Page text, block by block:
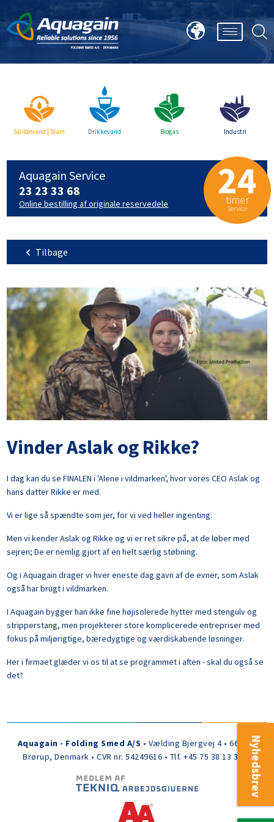
24
timer
Service
Aquagain Service
23 23 33 68
Online bestilling af originale reservedele
Spildevand | Slam Drikkevand Biogas Industri
Tilbage
Vinder Aslak og Rikke?
I dag kan du se FINALEN i 'Alene i vildmarken', hvor vores CEO Aslak og
hans datter Rikke er med.
Vi er lige så spændte som jer, for vi ved heller ingenting.
Men vi kender Aslak og Rikke og vi er ret sikre på, at de løber med
sejren; De er nemlig gjort af en helt særlig støbning.
Og i Aquagain drager vi hver eneste dag gavn af de evner, som Aslak
også har brugt i vildmarken.
I Aquagain bygger han ikke fine højisolerede hytter med stengulv og
stripperstang, men projekterer store komplicerede entrepriser med
fokus på miljørigtige, bæredygtige og værdiskabende løsninger.
Her i firmaet glæder vi os til at se programmet i aften - skal du også se
det?
Nyhedsbrev
Aquagain - Folding Smed A/S • Vælding Bjergvej 4 • 6650
Brørup, Denmark • CVR nr. 54249616 • Tlf. +45 75 38 13 30